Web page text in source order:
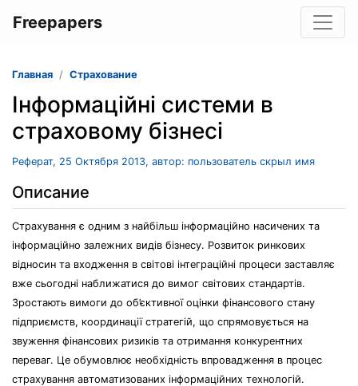
Freepapers
Главная Страхование
Інформаційні системи в
страховому бізнесі
Реферат, 25 Октября 2013, автор: пользователь скрыл имя
Описание
Страхування є одним з найбільш інформаційно насичених та
інформаційно залежних видів бізнесу. Розвиток ринкових
відносин та входження в світові інтеграційні процеси заставляє
вже сьогодні наближатися до вимог світових стандартів.
Зростають вимоги до об’єктивної оцінки фінансового стану
підприємств, координації стратегій, що спрямовується на
звуження фінансових ризиків та отримання конкурентних
переваг. Це обумовлює необхідність впровадження в процес
страхування автоматизованих інформаційних технологій.